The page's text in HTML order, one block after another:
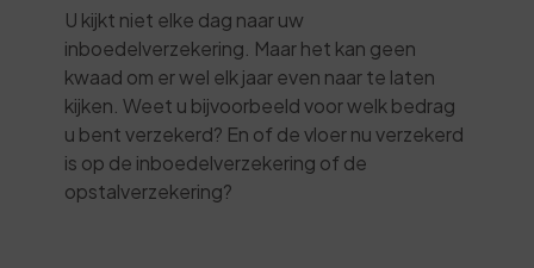
U kijkt niet elke dag naar uw
inboedelverzekering. Maar het kan geen
kwaad om er wel elk jaar even naar te laten
kijken. Weet u bijvoorbeeld voor welk bedrag
u bent verzekerd? En of de vloer nu verzekerd
is op de inboedelverzekering of de
opstalverzekering?